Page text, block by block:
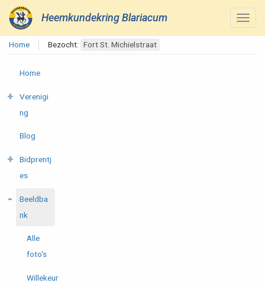
Heemkundekring Blariacum
Home Bezocht: Fort St. Michielstraat
Home
Verenigi
ng
Blog
Bidprentj
es
Beeldba
nk
Alle
foto's
Willekeur